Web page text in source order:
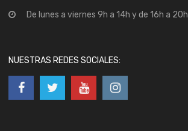
De lunes a viernes 9h a 14h y de 16h a 20h
NUESTRAS REDES SOCIALES: